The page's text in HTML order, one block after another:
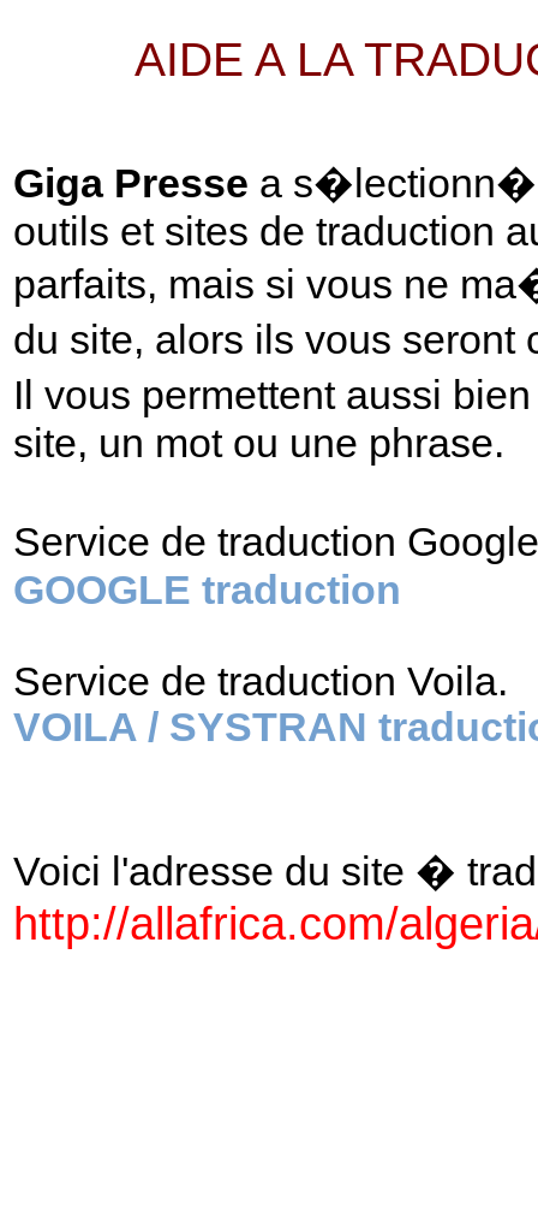
AIDE A LA
Giga Presse a s�lectionn�
outils et sites de traduction
parfaits, mais si vous ne
du site, alors ils vous
Il vous permettent aussi
site, un mot ou une phrase.
Service de traduction
GOOGLE traduction
Service de traduction Voila.
VOILA / SYSTRAN
Voici l'adresse du site �
http://allafrica.com/